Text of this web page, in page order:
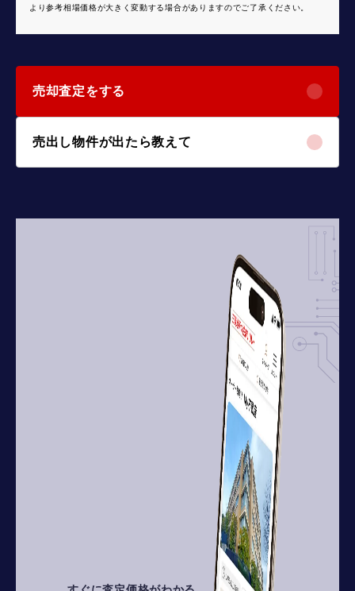
より参考相場価格が大きく変動する場合がありますのでご了承ください。
売却査定をする
売出し物件が出たら教えて